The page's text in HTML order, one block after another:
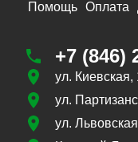
Помощь Оплата
+7 (846)
ул. Киевская,
ул.
ул.